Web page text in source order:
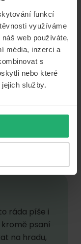
funkcí
využíváme
web používáte,
média, inzerci a
s
nebo které
služby.
návštěvy
Dříve jste za
o zaplacení
ráda píše i
kromě psaní
na hradu,